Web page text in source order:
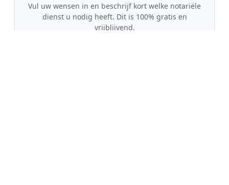
Vul uw wensen in en beschrijf kort welke notariële
dienst u nodig heeft. Dit is 100% gratis en
vrijblijvend.